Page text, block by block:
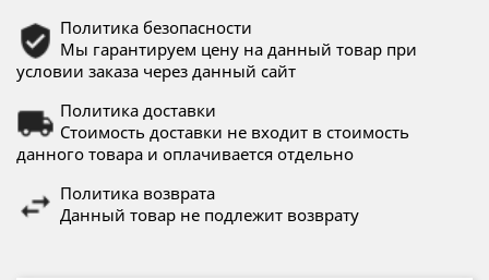
Политика безопасности
Мы гарантируем цену на данный товар при
условии заказа через данный сайт
Политика доставки
Стоимость доставки не входит в стоимость
данного товара и оплачивается отдельно
Политика возврата
Данный товар не подлежит возврату